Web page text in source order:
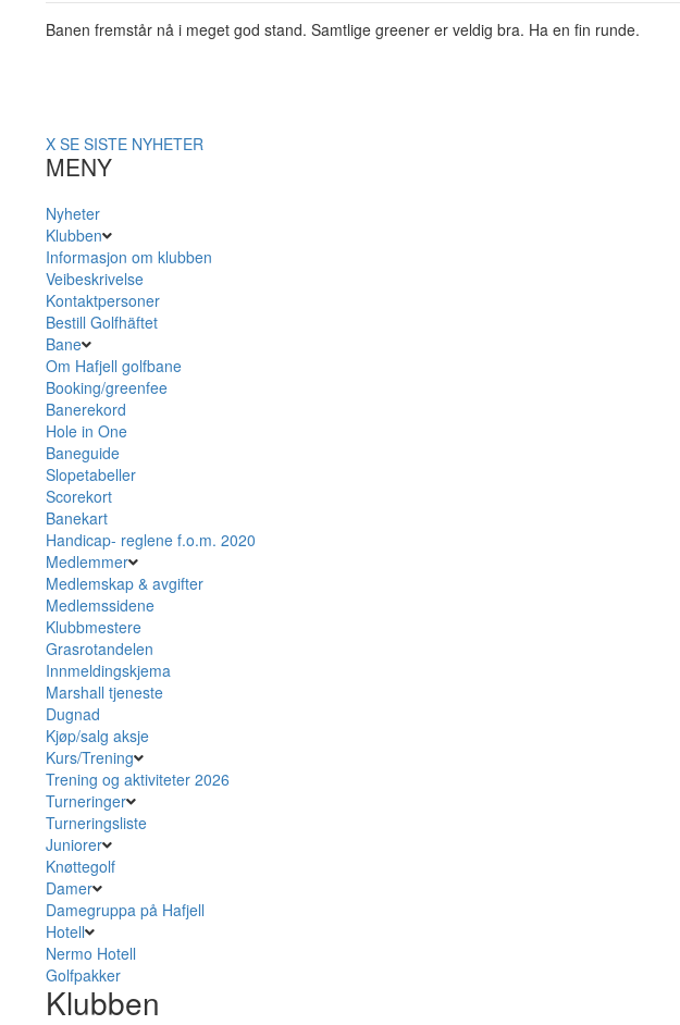
Banen fremstår nå i meget god stand. Samtlige greener er veldig bra. Ha en fin runde.
X SE SISTE NYHETER
MENY
Nyheter
Klubben
Informasjon om klubben
Veibeskrivelse
Kontaktpersoner
Bestill Golfhäftet
Bane
Om Hafjell golfbane
Booking/greenfee
Banerekord
Hole in One
Baneguide
Slopetabeller
Scorekort
Banekart
Handicap- reglene f.o.m. 2020
Medlemmer
Medlemskap & avgifter
Medlemssidene
Klubbmestere
Grasrotandelen
Innmeldingskjema
Marshall tjeneste
Dugnad
Kjøp/salg aksje
Kurs/Trening
Trening og aktiviteter 2026
Turneringer
Turneringsliste
Juniorer
Knøttegolf
Damer
Damegruppa på Hafjell
Hotell
Nermo Hotell
Golfpakker
Klubben